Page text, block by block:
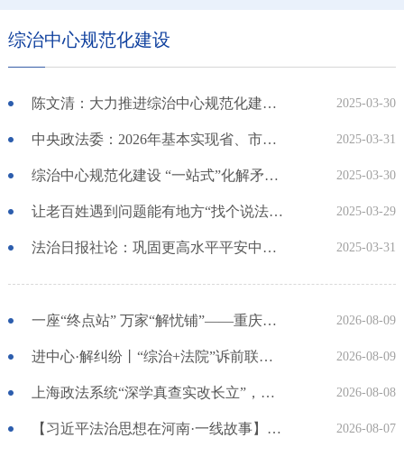
综治中心规范化建设
陈文清：大力推进综治中心规范化建设 确保人民群众每一项诉求都有人办依法办 2025-03-30
中央政法委：2026年基本实现省、市、乡综治中心规范化 2025-03-31
综治中心规范化建设 “一站式”化解矛盾纠纷 2025-03-30
让老百姓遇到问题能有地方“找个说法”——社会治安综合治理中心规范化建设持续推进 2025-03-29
法治日报社论：巩固更高水平平安中国建设根基 2025-03-31
一座“终点站” 万家“解忧铺”——重庆万州综治中心基层治理创新实践观察 2026-08-09
进中心·解纠纷丨“综治+法院”诉前联调 一举化解复合纠纷 2026-08-09
上海政法系统“深学真查实改长立”，以问题整改破题，以建章立制固基，高效解纷结案增强群众获得感 2026-08-08
【习近平法治思想在河南·一线故事】河南省新乡市红旗区：高能效治理的“洪门密码” 2026-08-07